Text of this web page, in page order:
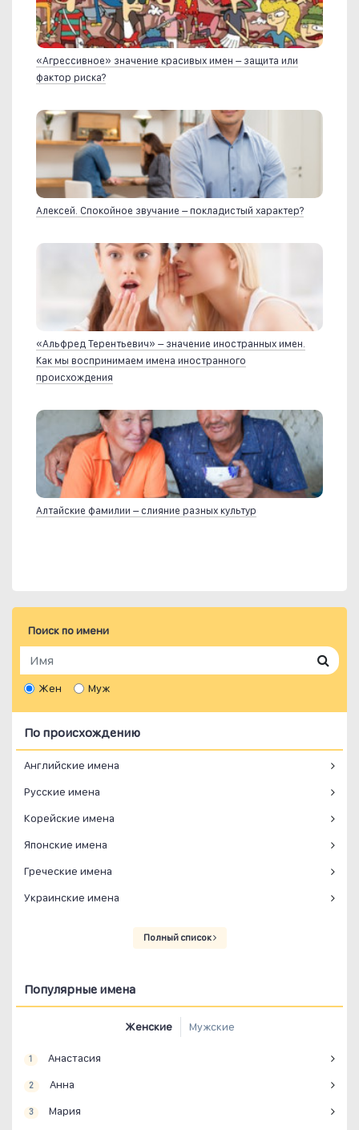
«Агрессивное» значение красивых имен – защита или
фактор риска?
Алексей. Спокойное звучание – покладистый характер?
«Альфред Терентьевич» – значение иностранных имен.
Как мы воспринимаем имена иностранного
происхождения
Алтайские фамилии – слияние разных культур
Поиск по имени
Жен Муж
По происхождению
Английские имена
Русские имена
Корейские имена
Японские имена
Греческие имена
Украинские имена
Полный список
Популярные имена
Женские Мужские
1 Анастасия
2 Анна
3 Мария